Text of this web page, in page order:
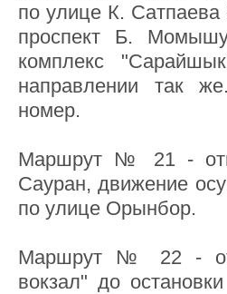
по улице К.
проспект Б.
комплекс
направлении так
номер.
Маршрут № 21 -
Сауран, движение
по улице Орынбор.
Маршрут № 22 - от
вокзал" до